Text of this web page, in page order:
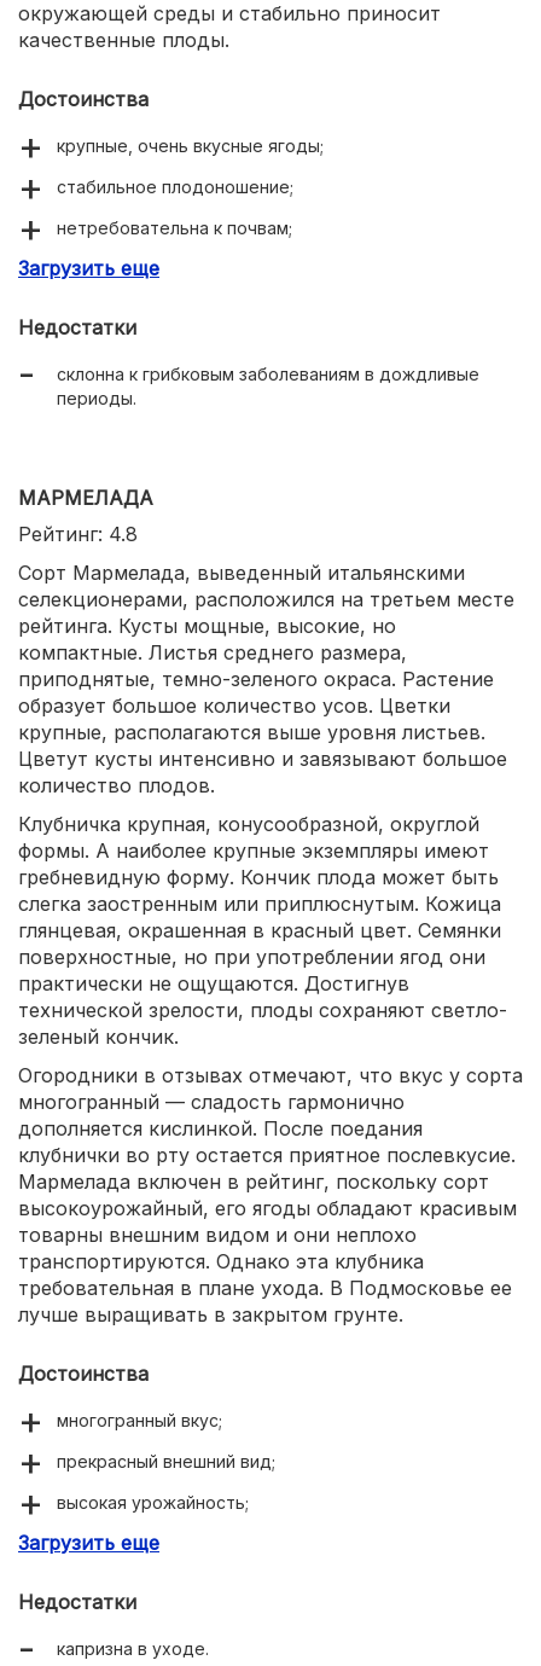
окружающей среды и стабильно приносит
качественные плоды.
Достоинства
крупные, очень вкусные ягоды;
стабильное плодоношение;
нетребовательна к почвам;
морозоустойчива и жароустойчива;
Загрузить еще
Недостатки
склонна к грибковым заболеваниям в дождливые
периоды.
МАРМЕЛАДА
Рейтинг: 4.8
Сорт Мармелада, выведенный итальянскими
селекционерами, расположился на третьем месте
рейтинга. Кусты мощные, высокие, но
компактные. Листья среднего размера,
приподнятые, темно-зеленого окраса. Растение
образует большое количество усов. Цветки
крупные, располагаются выше уровня листьев.
Цветут кусты интенсивно и завязывают большое
количество плодов.
Клубничка крупная, конусообразной, округлой
формы. А наиболее крупные экземпляры имеют
гребневидную форму. Кончик плода может быть
слегка заостренным или приплюснутым. Кожица
глянцевая, окрашенная в красный цвет. Семянки
поверхностные, но при употреблении ягод они
практически не ощущаются. Достигнув
технической зрелости, плоды сохраняют светло-
зеленый кончик.
Огородники в отзывах отмечают, что вкус у сорта
многогранный — сладость гармонично
дополняется кислинкой. После поедания
клубнички во рту остается приятное послевкусие.
Мармелада включен в рейтинг, поскольку сорт
высокоурожайный, его ягоды обладают красивым
товарны внешним видом и они неплохо
транспортируются. Однако эта клубника
требовательная в плане ухода. В Подмосковье ее
лучше выращивать в закрытом грунте.
Достоинства
многогранный вкус;
прекрасный внешний вид;
высокая урожайность;
универсальность использования;
транспортируется.
Загрузить еще
Недостатки
капризна в уходе.